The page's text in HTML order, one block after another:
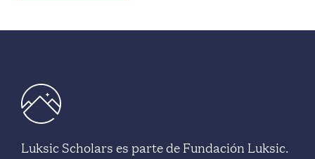
Luksic Scholars es parte de Fundación Luksic.